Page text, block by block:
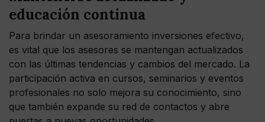
educación continua
Para brindar un asesoramiento inversiones efectivo,
es vital que los asesores se mantengan actualizados
con las últimas tendencias y cambios del mercado. La
participación activa en cursos, seminarios y eventos
profesionales no solo mejora su conocimiento, sino
que también expande su red de contactos y abre